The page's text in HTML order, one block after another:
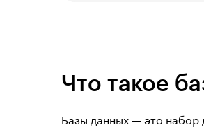
Что такое
Базы данных — это набор